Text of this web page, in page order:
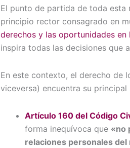
El punto de partida de toda esta
principio rector consagrado en
derechos y las oportunidades
inspira todas las decisiones que
En este contexto, el derecho de
viceversa) encuentra su
Artículo 160 del Código
forma inequívoca que «no
relaciones personales